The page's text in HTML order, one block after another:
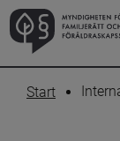
Start